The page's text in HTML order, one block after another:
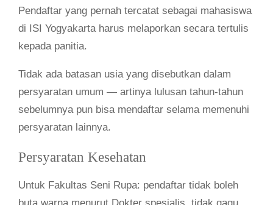
Pendaftar yang pernah tercatat sebagai mahasiswa
di ISI Yogyakarta harus melaporkan secara tertulis
kepada panitia.
Tidak ada batasan usia yang disebutkan dalam
persyaratan umum — artinya lulusan tahun-tahun
sebelumnya pun bisa mendaftar selama memenuhi
persyaratan lainnya.
Persyaratan Kesehatan
Untuk Fakultas Seni Rupa: pendaftar tidak boleh